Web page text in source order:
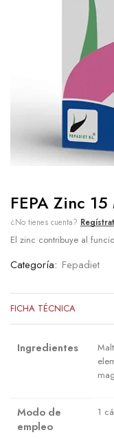
FEPA Zinc
¿No tienes cuenta?
El zinc contribuye al
Categoría: Fepadiet
FICHA TÉCNICA
Ingredientes
Modo de
empleo
1